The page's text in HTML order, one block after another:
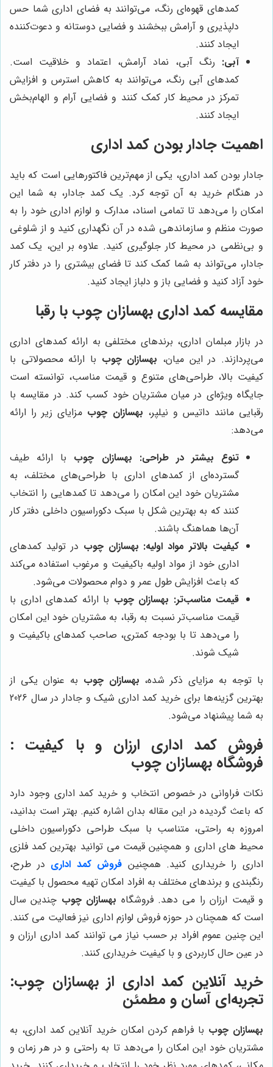
کمدهای قهوه‌ای رنگ، می‌توانند به فضای اداری شما حس
دلپذیری و آرامش ببخشند و فضایی دوستانه و دعوت‌کننده
ایجاد کنند.
آبی: رنگ آبی، نماد آرامش، اعتماد و خلاقیت است.
کمدهای آبی رنگ، می‌توانند به کاهش استرس و افزایش
تمرکز در محیط کار کمک کنند و فضایی آرام و الهام‌بخش
ایجاد کنند.
اهمیت جادار بودن کمد اداری
جادار بودن کمد اداری، یکی از مهم‌ترین فاکتورهایی است که باید
در هنگام خرید به آن توجه کرد. یک کمد جادار، به شما این
امکان را می‌دهد تا تمامی اسناد، مدارک و لوازم اداری خود را به
صورت منظم و سازماندهی شده در آن نگهداری کنید و از شلوغی
و بی‌نظمی در محیط کار جلوگیری کنید. علاوه بر این، یک کمد
جادار، می‌تواند به شما کمک کند تا فضای بیشتری را در دفتر کار
خود آزاد کنید و فضایی باز و دلباز ایجاد کنید.
مقایسه کمد اداری بهسازان چوب با رقبا
در بازار مبلمان اداری، برندهای مختلفی به ارائه کمدهای اداری
می‌پردازند. در این میان، بهسازان چوب با ارائه محصولاتی با
کیفیت بالا، طراحی‌های متنوع و قیمت مناسب، توانسته است
جایگاه ویژه‌ای در میان مشتریان خود کسب کند. در مقایسه با
رقبایی مانند داتیس و نیلپر، بهسازان چوب مزایای زیر را ارائه
می‌دهد:
تنوع بیشتر در طراحی: بهسازان چوب با ارائه طیف
گسترده‌ای از کمدهای اداری با طراحی‌های مختلف، به
مشتریان خود این امکان را می‌دهد تا کمدهایی را انتخاب
کنند که به بهترین شکل با سبک دکوراسیون داخلی دفتر کار
آن‌ها هماهنگ باشند.
کیفیت بالاتر مواد اولیه: بهسازان چوب در تولید کمدهای
اداری خود از مواد اولیه باکیفیت و مرغوب استفاده می‌کند
که باعث افزایش طول عمر و دوام محصولات می‌شود.
قیمت مناسب‌تر: بهسازان چوب با ارائه کمدهای اداری با
قیمت مناسب‌تر نسبت به رقبا، به مشتریان خود این امکان
را می‌دهد تا با بودجه کمتری، صاحب کمدهای باکیفیت و
شیک شوند.
با توجه به مزایای ذکر شده، بهسازان چوب به عنوان یکی از
بهترین گزینه‌ها برای خرید کمد اداری شیک و جادار در سال 2026
به شما پیشنهاد می‌شود.
فروش کمد اداری ارزان و با کیفیت :
فروشگاه بهسازان چوب
نکات فراوانی در خصوص انتخاب و خرید کمد اداری وجود دارد
که باعث گردیده در این مقاله بدان اشاره کنیم. بهتر است بدانید،
امروزه به راحتی، متناسب با سبک طراحی دکوراسیون داخلی
محیط های اداری و همچنین قیمت می توانید بهترین کمد فلزی
اداری را خریداری کنید. همچنین فروش کمد اداری در طرح،
رنگبندی و برندهای مختلف به افراد امکان تهیه محصول با کیفیت
و قیمت ارزان را می دهد. فروشگاه بهسازان چوب چندین سال
است که همچنان در حوزه فروش لوازم اداری نیز فعالیت می کنند.
این چنین عموم افراد بر حسب نیاز می توانند کمد اداری ارزان و
در عین حال کاربردی و با کیفیت خریداری کنند.
خرید آنلاین کمد اداری از بهسازان چوب:
تجربه‌ای آسان و مطمئن
بهسازان چوب با فراهم کردن امکان خرید آنلاین کمد اداری، به
مشتریان خود این امکان را می‌دهد تا به راحتی و در هر زمان و